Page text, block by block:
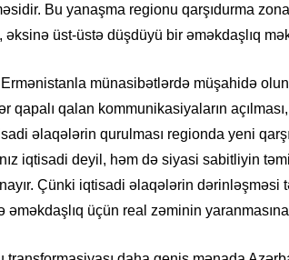
Bu yanaşma regionu qarşıdurma
əksinə üst-üstə düşdüyü bir əməkdaşlıq
Ermənistanla münasibətlərdə müşahidə
qapalı qalan kommunikasiyaların
əlaqələrin qurulması regionda yeni
iqtisadi deyil, həm də siyasi sabitliyin
Çünki iqtisadi əlaqələrin dərinləşməsi
əməkdaşlıq üçün real zəminin